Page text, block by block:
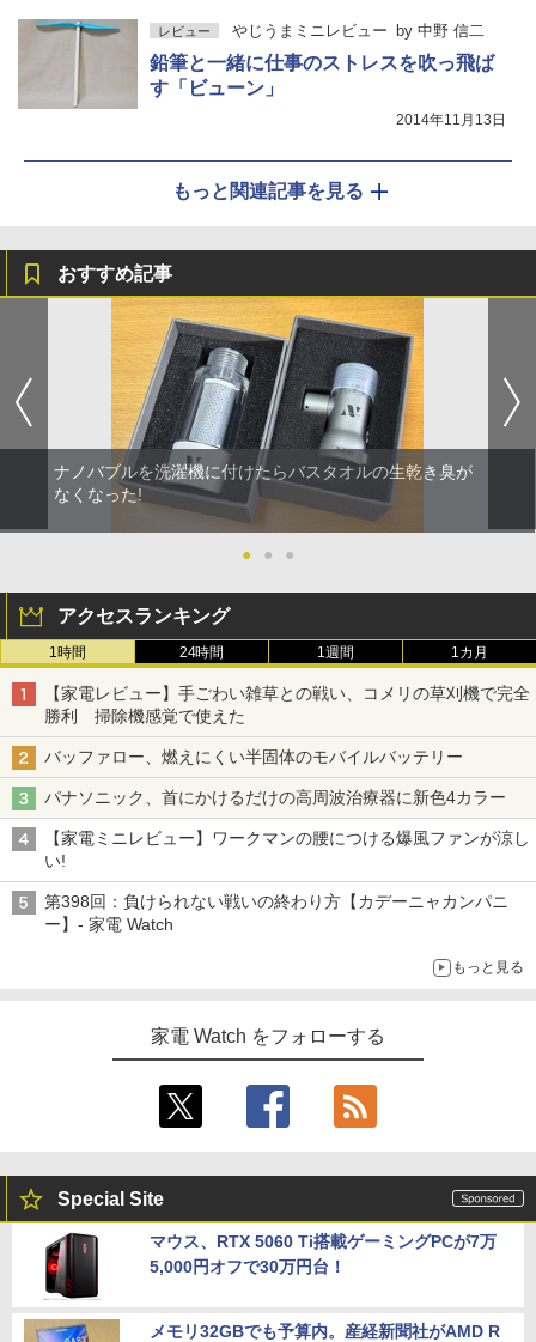
レビュー やじうまミニレビュー by 中野 信二
鉛筆と一緒に仕事のストレスを吹っ飛ば
す「ビューン」
2014年11月13日
もっと関連記事を見る
おすすめ記事
ナノバブルを洗濯機に付けたらバスタオルの生乾き臭が
なくなった!
● ● ●
アクセスランキング
1時間 24時間 1週間 1カ月
【家電レビュー】手ごわい雑草との戦い、コメリの草刈機で完全
勝利 掃除機感覚で使えた
バッファロー、燃えにくい半固体のモバイルバッテリー
パナソニック、首にかけるだけの高周波治療器に新色4カラー
【家電ミニレビュー】ワークマンの腰につける爆風ファンが涼し
い!
第398回：負けられない戦いの終わり方【カデーニャカンパニ
ー】- 家電 Watch
もっと見る
家電 Watch をフォローする
Special Site
マウス、RTX 5060 Ti搭載ゲーミングPCが7万
5,000円オフで30万円台！
メモリ32GBでも予算内。産経新聞社がAMD R